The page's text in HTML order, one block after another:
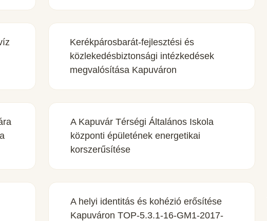
Kerékpárosbarát-fejlesztési és
közlekedésbiztonsági intézkedések
megvalósítása Kapuváron
A Kapuvár Térségi Általános Iskola
központi épületének energetikai
korszerűsítése
A helyi identitás és kohézió erősítése
Kapuváron TOP-5.3.1-16-GM1-2017-